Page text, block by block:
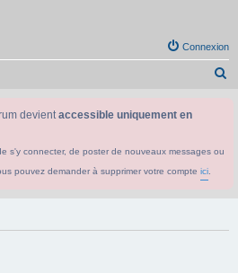
Connexion
devientaccessible uniquement en
s'y connecter, de poster de nouveaux messages ou
pouvez demander à supprimer votre compte ici